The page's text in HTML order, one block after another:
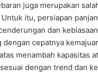
juga merupakan
itu, persiapan
dan
cepatnya
menambah kapasitas
dengan trend dan